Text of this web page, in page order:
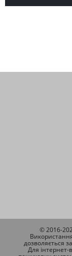
© 2016-
дозволяється
Для